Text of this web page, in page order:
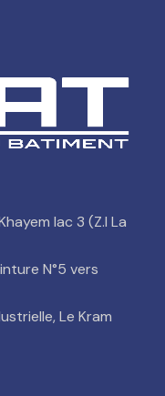
lac 3 (Z.I La
N°5 vers
Le Kram